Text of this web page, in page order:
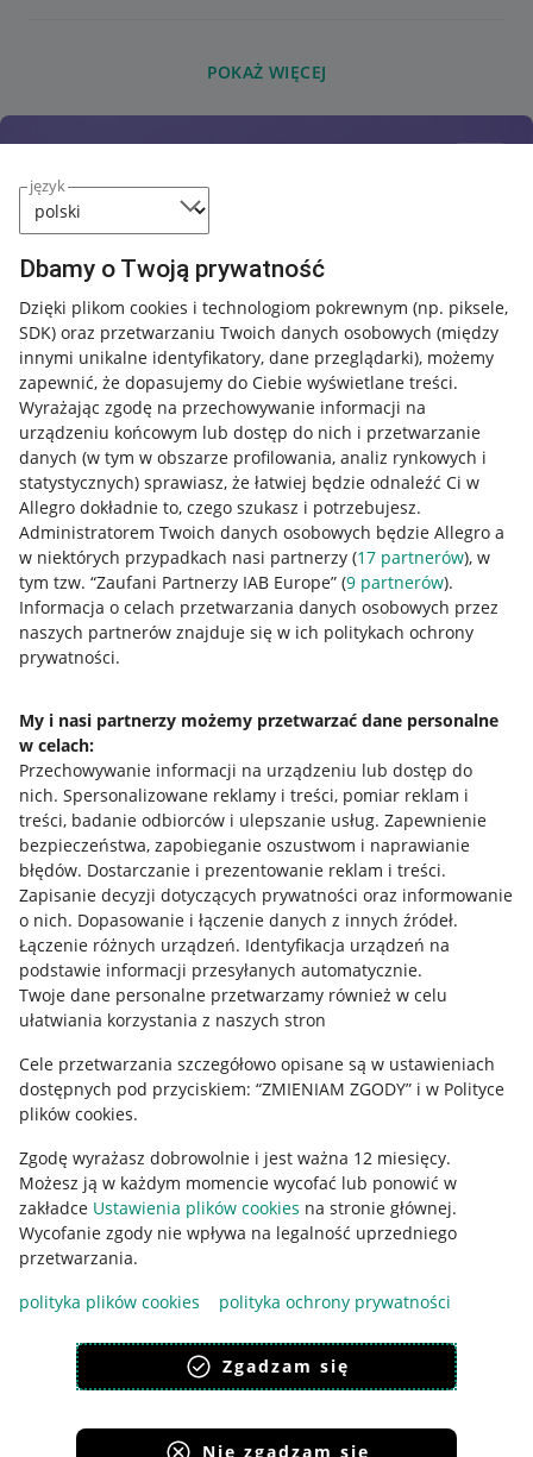
język
Dbamy o Twoją prywatność
Dzięki plikom cookies i technologiom pokrewnym (np. piksele,
SDK) oraz przetwarzaniu Twoich danych osobowych (między
innymi unikalne identyfikatory, dane przeglądarki), możemy
zapewnić, że dopasujemy do Ciebie wyświetlane treści.
Wyrażając zgodę na przechowywanie informacji na
urządzeniu końcowym lub dostęp do nich i przetwarzanie
danych (w tym w obszarze profilowania, analiz rynkowych i
statystycznych) sprawiasz, że łatwiej będzie odnaleźć Ci w
Allegro dokładnie to, czego szukasz i potrzebujesz.
Administratorem Twoich danych osobowych będzie Allegro a
w niektórych przypadkach nasi partnerzy (17 partnerów), w
tym tzw. “Zaufani Partnerzy IAB Europe” (9 partnerów).
Informacja o celach przetwarzania danych osobowych przez
naszych partnerów znajduje się w ich politykach ochrony
prywatności.
My i nasi partnerzy możemy przetwarzać dane personalne
w celach:
Przechowywanie informacji na urządzeniu lub dostęp do
nich. Spersonalizowane reklamy i treści, pomiar reklam i
treści, badanie odbiorców i ulepszanie usług. Zapewnienie
bezpieczeństwa, zapobieganie oszustwom i naprawianie
błędów. Dostarczanie i prezentowanie reklam i treści.
Zapisanie decyzji dotyczących prywatności oraz informowanie
o nich. Dopasowanie i łączenie danych z innych źródeł.
Łączenie różnych urządzeń. Identyfikacja urządzeń na
podstawie informacji przesyłanych automatycznie.
Twoje dane personalne przetwarzamy również w celu
ułatwiania korzystania z naszych stron
Cele przetwarzania szczegółowo opisane są w ustawieniach
dostępnych pod przyciskiem: “ZMIENIAM ZGODY” i w Polityce
plików cookies.
Zgodę wyrażasz dobrowolnie i jest ważna 12 miesięcy.
Możesz ją w każdym momencie wycofać lub ponowić w
zakładce Ustawienia plików cookies na stronie głównej.
Wycofanie zgody nie wpływa na legalność uprzedniego
przetwarzania.
polityka plików cookies
polityka ochrony prywatności
Zgadzam się
Nie zgadzam się
POKAŻ WIĘCEJ
Przydatne informacje
Jak to działa
Allegro Gadane dla sprzedających
Allegro Gadane dla kupujących
Mapa miejscowości
Informacje prawne
Regulamin
Polityka plików "cookies"
Ustawienia plików "cookies"
Udostępnianie lokalizacji
Informacje dla Aktu o Usługach Cyfrowych
Pobierz aplikację